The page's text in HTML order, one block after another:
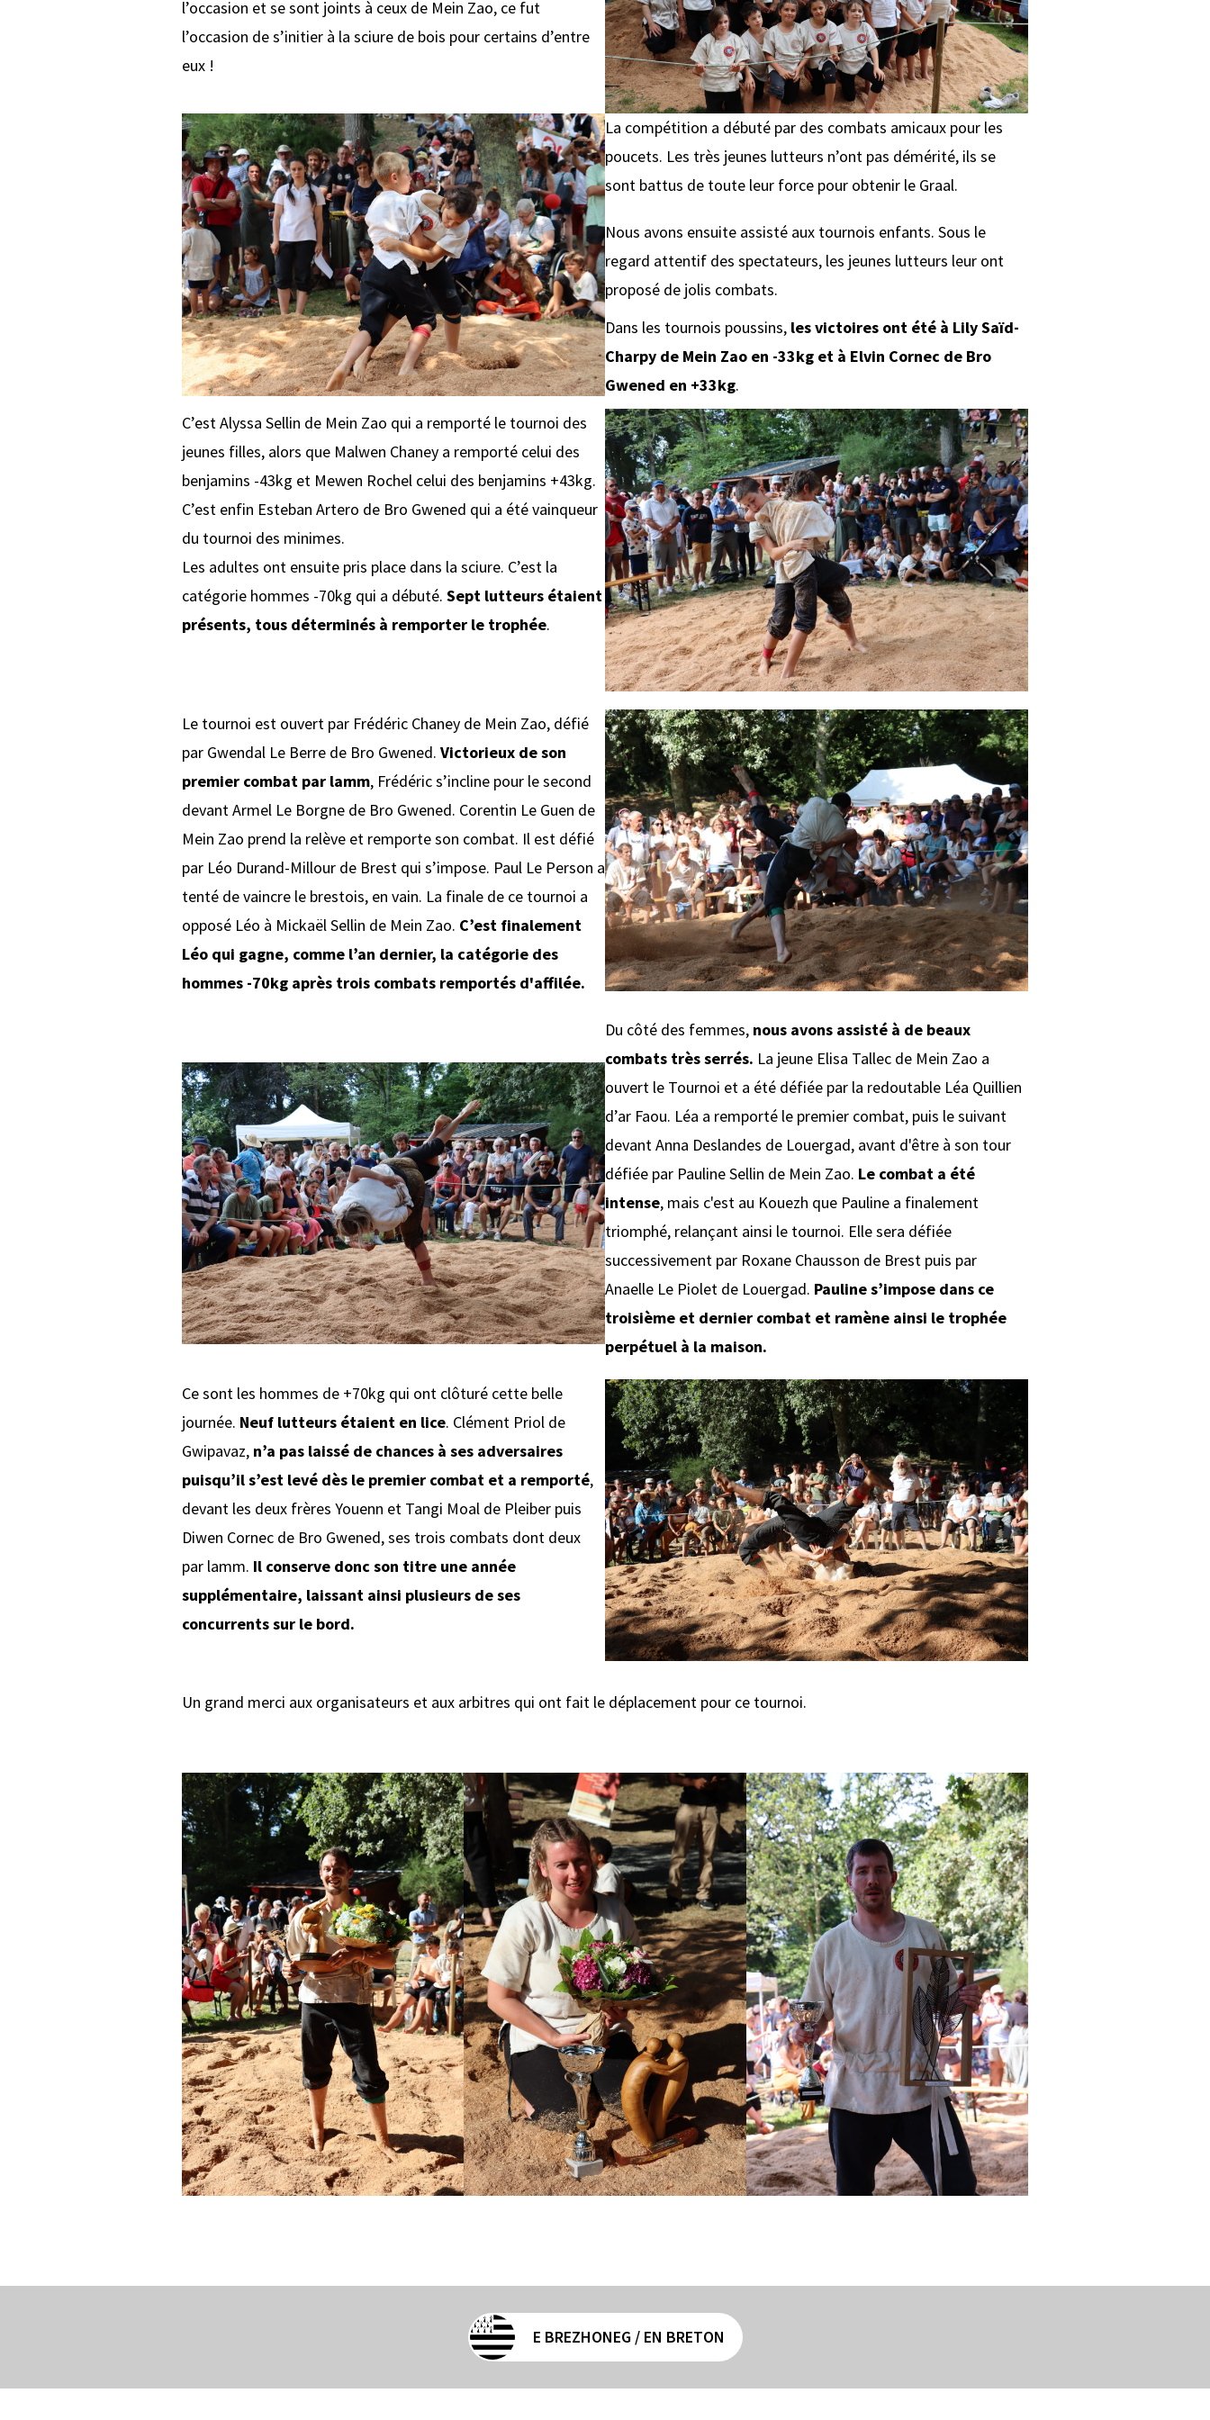
l’occasion et se sont joints à ceux de Mein Zao, ce fut
l’occasion de s’initier à la sciure de bois pour certains d’entre
eux !
La compétition a débuté par des combats amicaux pour les
poucets. Les très jeunes lutteurs n’ont pas démérité, ils se
sont battus de toute leur force pour obtenir le Graal.
Nous avons ensuite assisté aux tournois enfants. Sous le
regard attentif des spectateurs, les jeunes lutteurs leur ont
proposé de jolis combats.
Dans les tournois poussins, les victoires ont été à Lily Saïd-
Charpy de Mein Zao en -33kg et à Elvin Cornec de Bro
Gwened en +33kg.
C’est Alyssa Sellin de Mein Zao qui a remporté le tournoi des
jeunes filles, alors que Malwen Chaney a remporté celui des
benjamins -43kg et Mewen Rochel celui des benjamins +43kg.
C’est enfin Esteban Artero de Bro Gwened qui a été vainqueur
du tournoi des minimes.
Les adultes ont ensuite pris place dans la sciure. C’est la
catégorie hommes -70kg qui a débuté. Sept lutteurs étaient
présents, tous déterminés à remporter le trophée.
Le tournoi est ouvert par Frédéric Chaney de Mein Zao, défié
par Gwendal Le Berre de Bro Gwened. Victorieux de son
premier combat par lamm, Frédéric s’incline pour le second
devant Armel Le Borgne de Bro Gwened. Corentin Le Guen de
Mein Zao prend la relève et remporte son combat. Il est défié
par Léo Durand-Millour de Brest qui s’impose. Paul Le Person a
tenté de vaincre le brestois, en vain. La finale de ce tournoi a
opposé Léo à Mickaël Sellin de Mein Zao. C’est finalement
Léo qui gagne, comme l’an dernier, la catégorie des
hommes -70kg après trois combats remportés d'affilée.
Du côté des femmes, nous avons assisté à de beaux
combats très serrés. La jeune Elisa Tallec de Mein Zao a
ouvert le Tournoi et a été défiée par la redoutable Léa Quillien
d’ar Faou. Léa a remporté le premier combat, puis le suivant
devant Anna Deslandes de Louergad, avant d'être à son tour
défiée par Pauline Sellin de Mein Zao. Le combat a été
intense, mais c'est au Kouezh que Pauline a finalement
triomphé, relançant ainsi le tournoi. Elle sera défiée
successivement par Roxane Chausson de Brest puis par
Anaelle Le Piolet de Louergad. Pauline s’impose dans ce
troisième et dernier combat et ramène ainsi le trophée
perpétuel à la maison.
Ce sont les hommes de +70kg qui ont clôturé cette belle
journée. Neuf lutteurs étaient en lice. Clément Priol de
Gwipavaz, n’a pas laissé de chances à ses adversaires
puisqu’il s’est levé dès le premier combat et a remporté,
devant les deux frères Youenn et Tangi Moal de Pleiber puis
Diwen Cornec de Bro Gwened, ses trois combats dont deux
par lamm. Il conserve donc son titre une année
supplémentaire, laissant ainsi plusieurs de ses
concurrents sur le bord.
Un grand merci aux organisateurs et aux arbitres qui ont fait le déplacement pour ce tournoi.
E BREZHONEG / EN BRETON